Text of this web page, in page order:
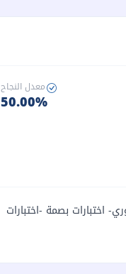
معدل النجاح
50.00%
اختبارات بصمة -اختبارات